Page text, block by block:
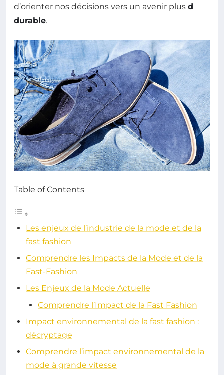
d’orienter nos décisions vers un avenir plus d
durable.
Table of Contents
Les enjeux de l’industrie de la mode et de la
fast fashion
Comprendre les Impacts de la Mode et de la
Fast-Fashion
Les Enjeux de la Mode Actuelle
Comprendre l’Impact de la Fast Fashion
Impact environnemental de la fast fashion :
décryptage
Comprendre l’impact environnemental de la
mode à grande vitesse